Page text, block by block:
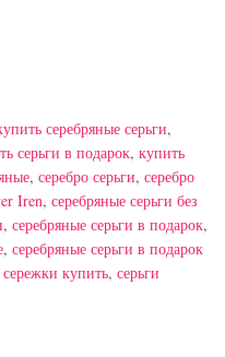
серебряные серьги,
серьги в подарок, купить
, серебро серьги, серебро
Iren, серебряные серьги без
, серебряные серьги в подарок,
, серебряные серьги в подарок
сережки купить, серьги